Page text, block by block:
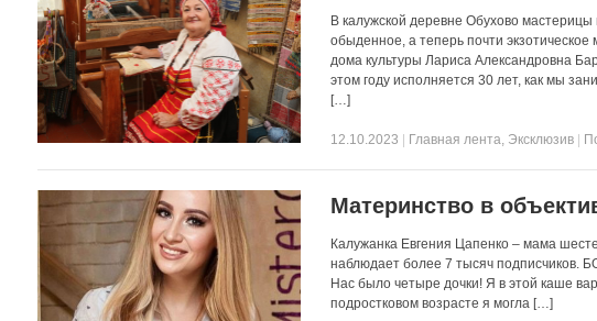
В калужской деревне Обухово
обыденное, а теперь почти
дома культуры Лариса Александровна
этом году исполняется 30 лет, как мы
[…]
12.10.2023 Главная лента, Эксклюзив
Материнство в
Калужанка Евгения Цапенко – мама
наблюдает более 7 тысяч
Нас было четыре дочки! Я в этой каше
подростковом возрасте я могла […]